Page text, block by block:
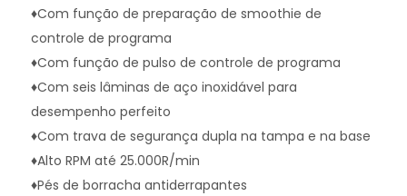
♦Com função de preparação de smoothie de
controle de programa
♦Com função de pulso de controle de programa
♦Com seis lâminas de aço inoxidável para
desempenho perfeito
♦Com trava de segurança dupla na tampa e na base
♦Alto RPM até 25.000R/min
♦Pés de borracha antiderrapantes